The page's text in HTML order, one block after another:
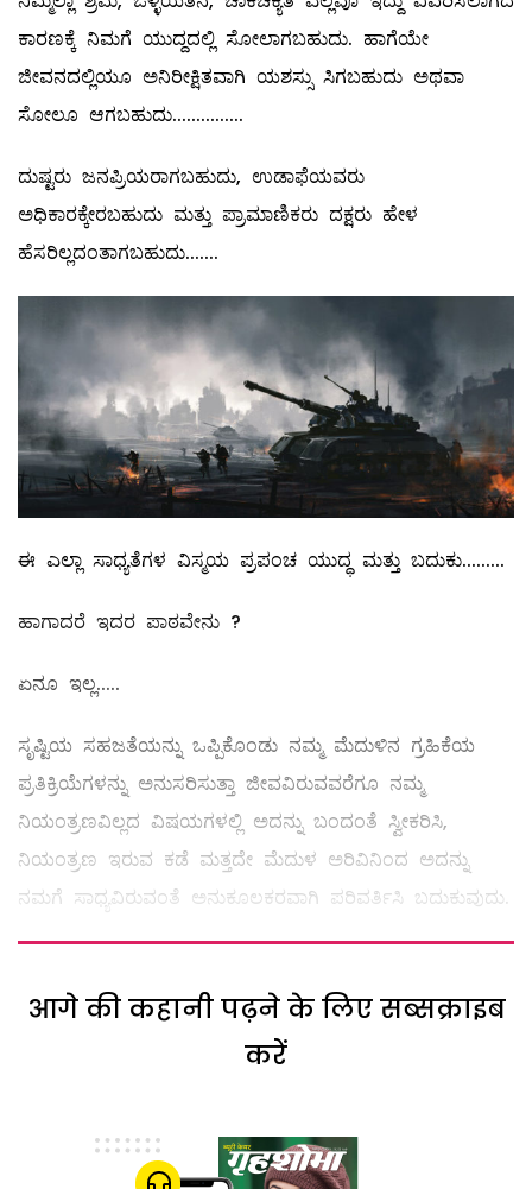
ಕಾರಣಕ್ಕೆ ನಿಮಗೆ ಯುದ್ದದಲ್ಲಿ ಸೋಲಾಗಬಹುದು. ಹಾಗೆಯೇ
ಜೀವನದಲ್ಲಿಯೂ ಅನಿರೀಕ್ಷಿತವಾಗಿ ಯಶಸ್ಸು ಸಿಗಬಹುದು ಅಥವಾ
ಸೋಲೂ ಆಗಬಹುದು...............
ದುಷ್ಟರು ಜನಪ್ರಿಯರಾಗಬಹುದು, ಉಡಾಫೆಯವರು
ಅಧಿಕಾರಕ್ಕೇರಬಹುದು ಮತ್ತು ಪ್ರಾಮಾಣಿಕರು ದಕ್ಷರು ಹೇಳ
ಹೆಸರಿಲ್ಲದಂತಾಗಬಹುದು.......
ಈ ಎಲ್ಲಾ ಸಾಧ್ಯತೆಗಳ ವಿಸ್ಮಯ ಪ್ರಪಂಚ ಯುದ್ಧ ಮತ್ತು ಬದುಕು.........
ಹಾಗಾದರೆ ಇದರ ಪಾಠವೇನು ?
ಏನೂ ಇಲ್ಲ.....
ಸೃಷ್ಟಿಯ ಸಹಜತೆಯನ್ನು ಒಪ್ಪಿಕೊಂಡು ನಮ್ಮ ಮೆದುಳಿನ ಗ್ರಹಿಕೆಯ
ಪ್ರತಿಕ್ರಿಯೆಗಳನ್ನು ಅನುಸರಿಸುತ್ತಾ ಜೀವವಿರುವವರೆಗೂ ನಮ್ಮ
ನಿಯಂತ್ರಣವಿಲ್ಲದ ವಿಷಯಗಳಲ್ಲಿ ಅದನ್ನು ಬಂದಂತೆ ಸ್ವೀಕರಿಸಿ,
ನಿಯಂತ್ರಣ ಇರುವ ಕಡೆ ಮತ್ತದೇ ಮೆದುಳ ಅರಿವಿನಿಂದ ಅದನ್ನು
ನಮಗೆ ಸಾಧ್ಯವಿರುವಂತೆ ಅನುಕೂಲಕರವಾಗಿ ಪರಿವರ್ತಿಸಿ ಬದುಕುವುದು.
आगे की कहानी पढ़ने के लिए सब्सक्राइब
करें